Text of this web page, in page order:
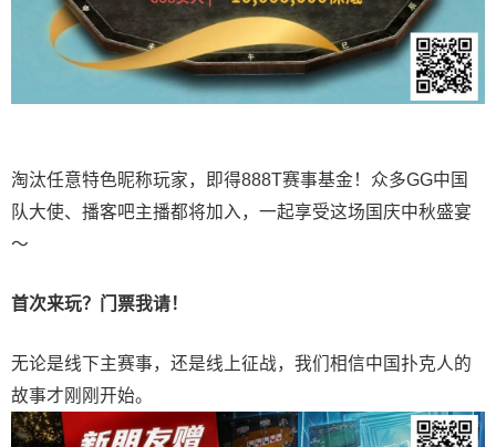
淘汰任意特色昵称玩家，即得888T赛事基金！众多GG中国
队大使、播客吧主播都将加入，一起享受这场国庆中秋盛宴
～
首次来玩？门票我请！
无论是线下主赛事，还是线上征战，我们相信中国扑克人的
故事才刚刚开始。